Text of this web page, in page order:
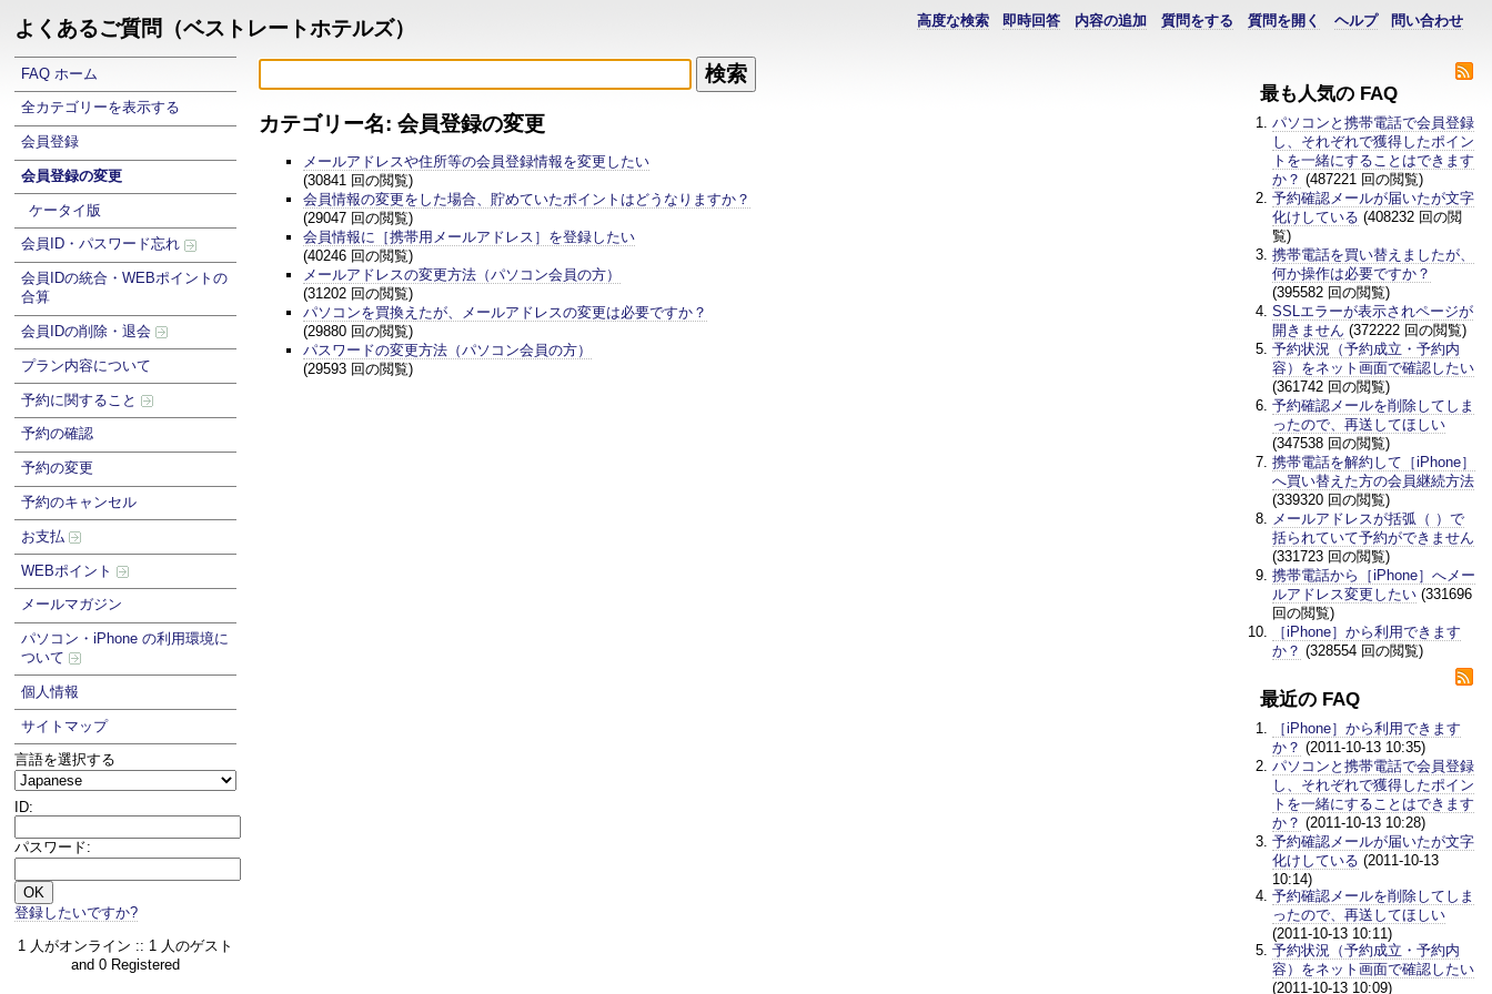
よくあるご質問（ベストレートホテルズ） 問い合わせ
ヘルプ
質問を開く
質問をする
内容の追加
即時回答
高度な検索
FAQ ホーム
全カテゴリーを表示する
会員登録
会員登録の変更
ケータイ版
会員ID・パスワード忘れ
会員IDの統合・WEBポイントの
合算
会員IDの削除・退会
プラン内容について
予約に関すること
予約の確認
予約の変更
予約のキャンセル
お支払
WEBポイント
メールマガジン
パソコン・iPhone の利用環境に
ついて
個人情報
サイトマップ
言語を選択する
ID:
パスワード:
登録したいですか?
1 人がオンライン :: 1 人のゲスト
and 0 Registered
最も人気の FAQ
パソコンと携帯電話で会員登録
し、それぞれで獲得したポイン
トを一緒にすることはできます
か？ (487221 回の閲覧)
予約確認メールが届いたが文字
化けしている (408232 回の閲
覧)
携帯電話を買い替えましたが、
何か操作は必要ですか？
(395582 回の閲覧)
SSLエラーが表示されページが
開きません (372222 回の閲覧)
予約状況（予約成立・予約内
容）をネット画面で確認したい
(361742 回の閲覧)
予約確認メールを削除してしま
ったので、再送してほしい
(347538 回の閲覧)
携帯電話を解約して［iPhone］
へ買い替えた方の会員継続方法
(339320 回の閲覧)
メールアドレスが括弧（ ）で
括られていて予約ができません
(331723 回の閲覧)
携帯電話から［iPhone］へメー
ルアドレス変更したい (331696
回の閲覧)
［iPhone］から利用できます
か？ (328554 回の閲覧)
最近の FAQ
［iPhone］から利用できます
か？ (2011-10-13 10:35)
パソコンと携帯電話で会員登録
し、それぞれで獲得したポイン
トを一緒にすることはできます
か？ (2011-10-13 10:28)
予約確認メールが届いたが文字
化けしている (2011-10-13
10:14)
予約確認メールを削除してしま
ったので、再送してほしい
(2011-10-13 10:11)
予約状況（予約成立・予約内
容）をネット画面で確認したい
(2011-10-13 10:09)
カテゴリー名: 会員登録の変更
メールアドレスや住所等の会員登録情報を変更したい
(30841 回の閲覧)
会員情報の変更をした場合、貯めていたポイントはどうなりますか？
(29047 回の閲覧)
会員情報に［携帯用メールアドレス］を登録したい
(40246 回の閲覧)
メールアドレスの変更方法（パソコン会員の方）
(31202 回の閲覧)
パソコンを買換えたが、メールアドレスの変更は必要ですか？
(29880 回の閲覧)
パスワードの変更方法（パソコン会員の方）
(29593 回の閲覧)